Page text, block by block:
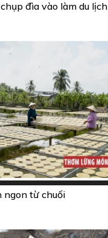
đìa vào làm du lịch
ngon từ chuối